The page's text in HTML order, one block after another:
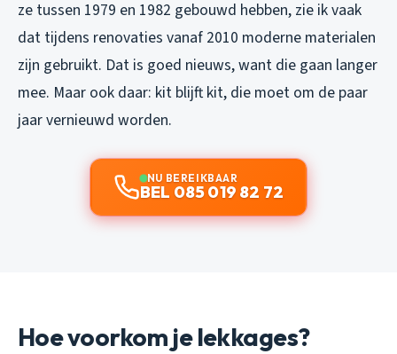
ze tussen 1979 en 1982 gebouwd hebben, zie ik vaak
dat tijdens renovaties vanaf 2010 moderne materialen
zijn gebruikt. Dat is goed nieuws, want die gaan langer
mee. Maar ook daar: kit blijft kit, die moet om de paar
jaar vernieuwd worden.
NU BEREIKBAAR
BEL 085 019 82 72
Hoe voorkom je lekkages?